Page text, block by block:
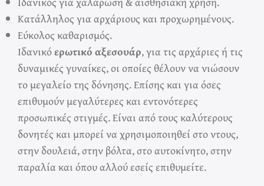
Κατάλληλος για αρχάριους και προχωρημένους.
Εύκολος καθαρισμός.
Ιδανικόερωτικό αξεσουάρ, για τις αρχάριες ή τις
δυναμικές γυναίκες, οι οποίες θέλουν να νιώσουν
το μεγαλείο της δόνησης. Επίσης και για όσες
επιθυμούν μεγαλύτερες και εντονότερες
προσωπικές στιγμές. Είναι από τους καλύτερους
δονητές και μπορεί να χρησιμοποιηθεί στο ντους,
στην δουλειά, στην βόλτα, στο αυτοκίνητο, στην
παραλία και όπου αλλού εσείς επιθυμείτε.